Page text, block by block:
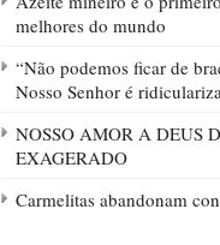
melhores do mundo
“Não podemos ficar de
Nosso Senhor é
NOSSO AMOR A DEUS
EXAGERADO
Carmelitas abandonam